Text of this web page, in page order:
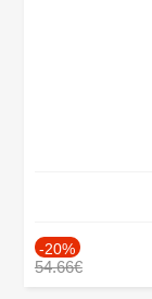
-20%
54.66€